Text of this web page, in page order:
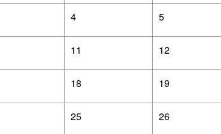
4 5
11 12
18 19
25 26